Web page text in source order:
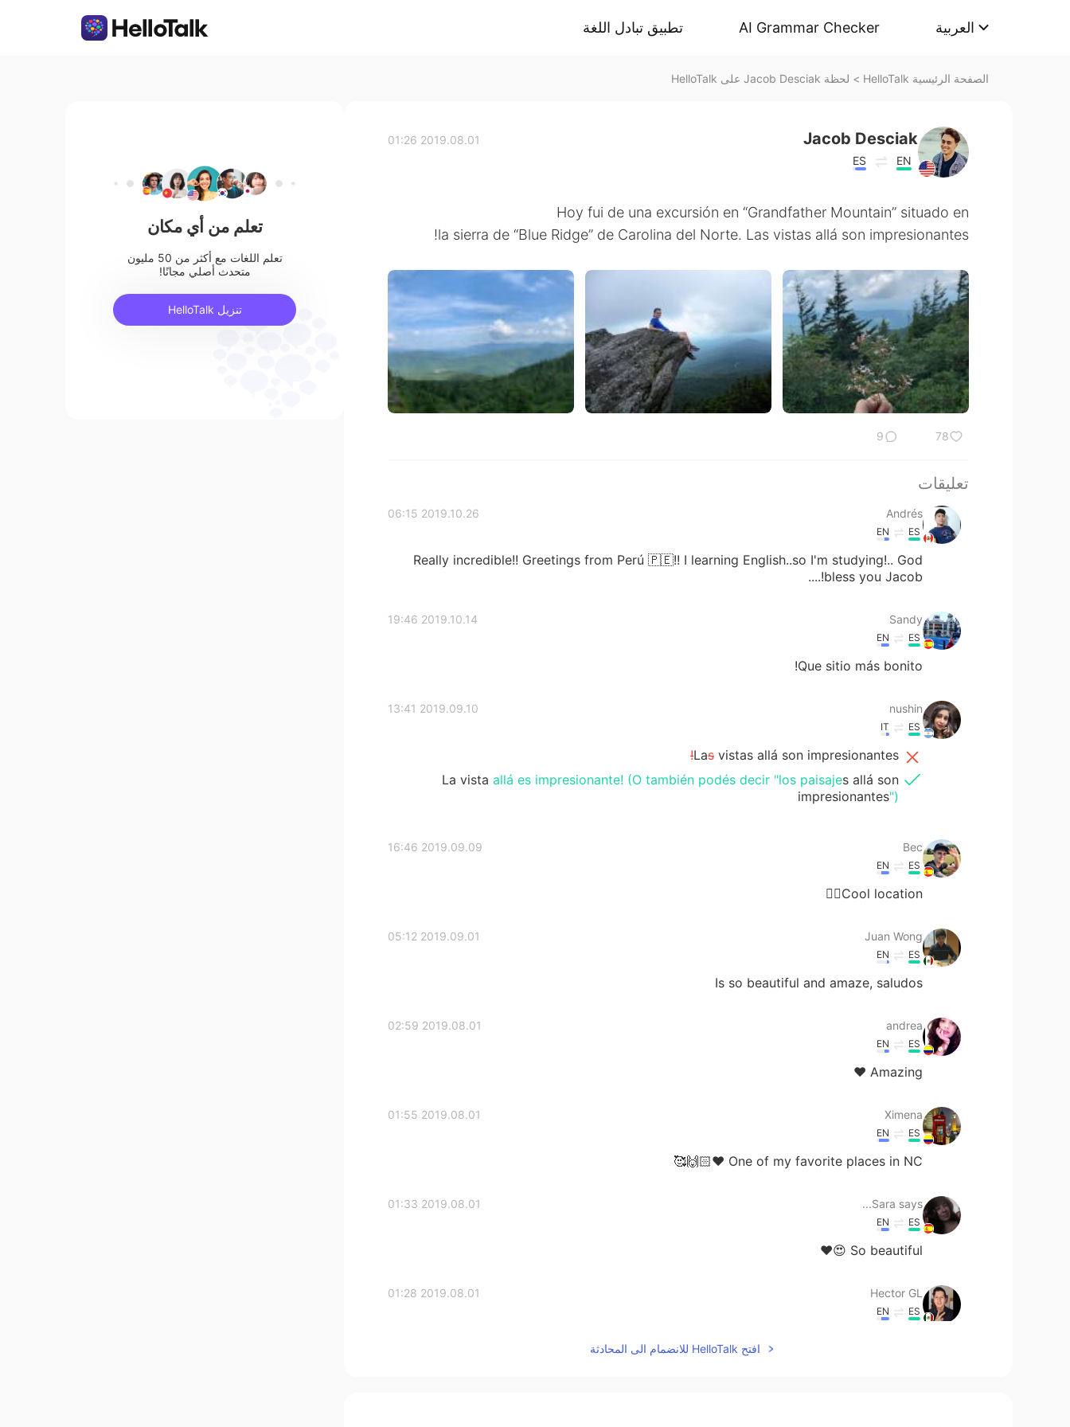
تطبيق تبادل اللغة AI Grammar Checker العربية
الصفحة الرئيسية HelloTalk > لحظة Jacob Desciak على HelloTalk
Jacob Desciak
EN
ES
2019.08.01 01:26
Hoy fui de una excursión en “Grandfather Mountain” situado en
la sierra de “Blue Ridge” de Carolina del Norte. Las vistas allá son impresionantes!
78
9
تعليقات
Andrés
2019.10.26 06:15
ES
EN
Really incredible!! Greetings from Perú 🇵🇪!! I learning English..so I'm studying!.. God
bless you Jacob!....
Sandy
2019.10.14 19:46
ES
EN
Que sitio más bonito!
nushin
2019.09.10 13:41
ES
IT
Las vistas allá son impresionantes
!
La vista allá es impresionante! (O también podés decir "los paisajes allá son
impresionantes")
Bec
2019.09.09 16:46
ES
EN
Cool location👌🏻
Juan Wong
2019.09.01 05:12
ES
EN
Is so beautiful and amaze, saludos
andrea
2019.08.01 02:59
ES
EN
Amazing ❤
Ximena
2019.08.01 01:55
ES
EN
One of my favorite places in NC ❤️🙌🏻🥰
Sara says...
2019.08.01 01:33
ES
EN
So beautiful 😍❤
Hector GL
2019.08.01 01:28
ES
EN
افتح HelloTalk للانضمام الى المحادثة
تعلم من أي مكان
تعلم اللغات مع أكثر من 50 مليون
متحدث أصلي مجانًا!
تنزيل HelloTalk